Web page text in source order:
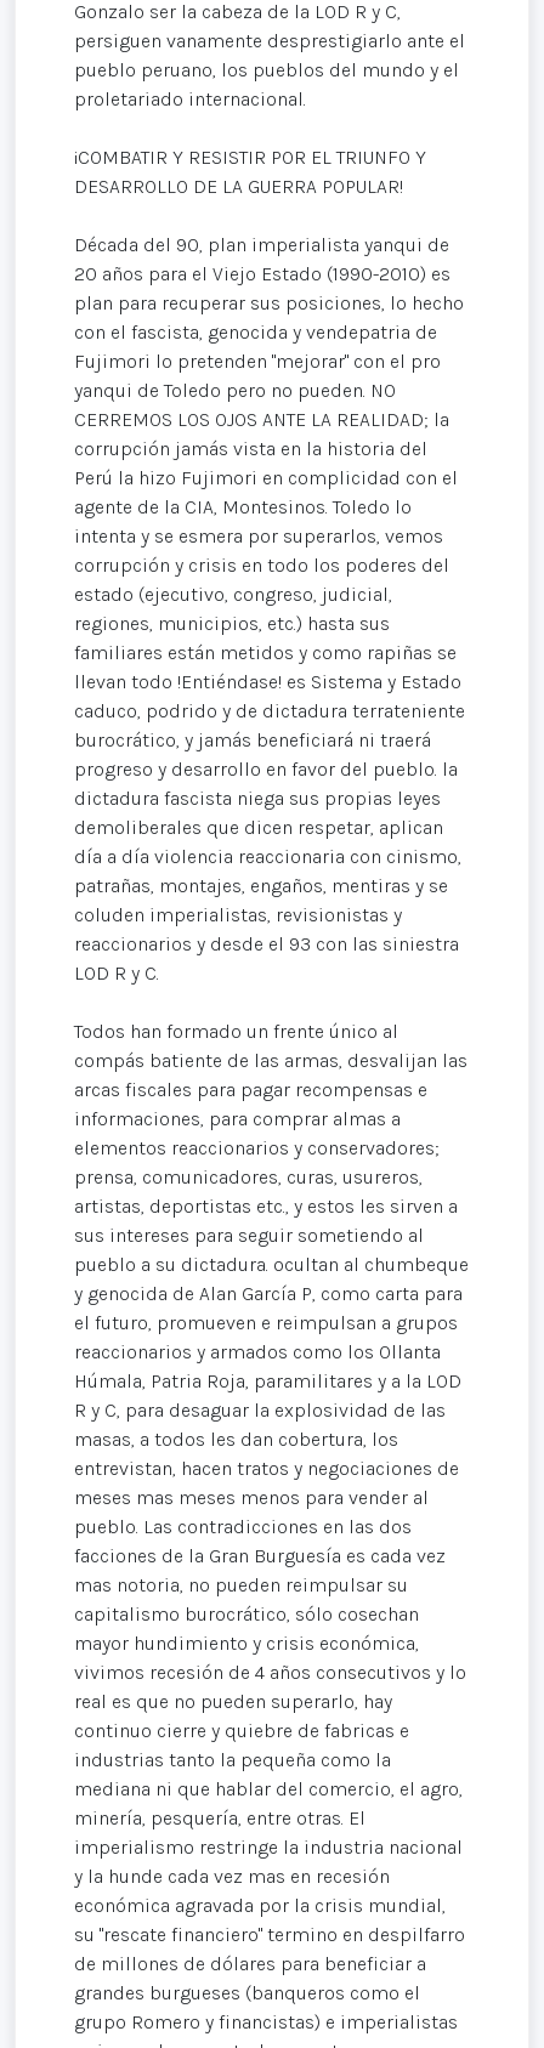
Gonzalo ser la cabeza de la LOD R y C,
persiguen vanamente desprestigiarlo ante el
pueblo peruano, los pueblos del mundo y el
proletariado internacional.
¡COMBATIR Y RESISTIR POR EL TRIUNFO Y
DESARROLLO DE LA GUERRA POPULAR!
Década del 90, plan imperialista yanqui de
20 años para el Viejo Estado (1990-2010) es
plan para recuperar sus posiciones, lo hecho
con el fascista, genocida y vendepatria de
Fujimori lo pretenden "mejorar" con el pro
yanqui de Toledo pero no pueden. NO
CERREMOS LOS OJOS ANTE LA REALIDAD; la
corrupción jamás vista en la historia del
Perú la hizo Fujimori en complicidad con el
agente de la CIA, Montesinos. Toledo lo
intenta y se esmera por superarlos, vemos
corrupción y crisis en todo los poderes del
estado (ejecutivo, congreso, judicial,
regiones, municipios, etc.) hasta sus
familiares están metidos y como rapiñas se
llevan todo !Entiéndase! es Sistema y Estado
caduco, podrido y de dictadura terrateniente
burocrático, y jamás beneficiará ni traerá
progreso y desarrollo en favor del pueblo. la
dictadura fascista niega sus propias leyes
demoliberales que dicen respetar, aplican
día a día violencia reaccionaria con cinismo,
patrañas, montajes, engaños, mentiras y se
coluden imperialistas, revisionistas y
reaccionarios y desde el 93 con las siniestra
LOD R y C.
Todos han formado un frente único al
compás batiente de las armas, desvalijan las
arcas fiscales para pagar recompensas e
informaciones, para comprar almas a
elementos reaccionarios y conservadores;
prensa, comunicadores, curas, usureros,
artistas, deportistas etc., y estos les sirven a
sus intereses para seguir sometiendo al
pueblo a su dictadura. ocultan al chumbeque
y genocida de Alan García P, como carta para
el futuro, promueven e reimpulsan a grupos
reaccionarios y armados como los Ollanta
Húmala, Patria Roja, paramilitares y a la LOD
R y C, para desaguar la explosividad de las
masas, a todos les dan cobertura, los
entrevistan, hacen tratos y negociaciones de
meses mas meses menos para vender al
pueblo. Las contradicciones en las dos
facciones de la Gran Burguesía es cada vez
mas notoria, no pueden reimpulsar su
capitalismo burocrático, sólo cosechan
mayor hundimiento y crisis económica,
vivimos recesión de 4 años consecutivos y lo
real es que no pueden superarlo, hay
continuo cierre y quiebre de fabricas e
industrias tanto la pequeña como la
mediana ni que hablar del comercio, el agro,
minería, pesquería, entre otras. El
imperialismo restringe la industria nacional
y la hunde cada vez mas en recesión
económica agravada por la crisis mundial,
su "rescate financiero" termino en despilfarro
de millones de dólares para beneficiar a
grandes burgueses (banqueros como el
grupo Romero y financistas) e imperialistas